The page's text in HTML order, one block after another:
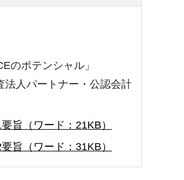
のポテンシャル」
法人パートナー・公認会計
旨（ワード：21KB）
旨（ワード：31KB）